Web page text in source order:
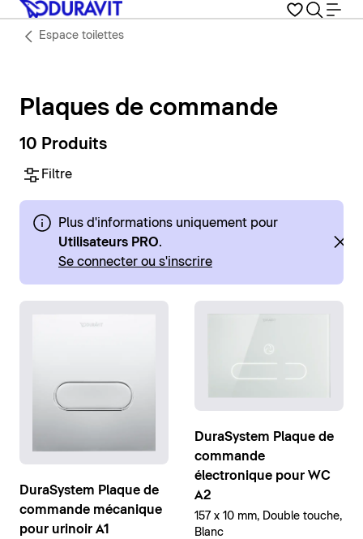
Espace toilettes
Plaques de commande
10 Produits
Filtre
Plus d'informations uniquement pour
Utilisateurs PRO.
Se connecter ou s'inscrire
DuraSystem Plaque de
commande mécanique
pour urinoir A1
DuraSystem Plaque de
commande
électronique pour WC
A2
157 x 10 mm, Double touche,
Blanc